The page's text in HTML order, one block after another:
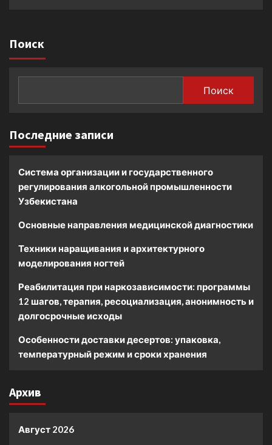
Поиск
Поиск
Последние записи
Система организации и государственного
регулирования алкогольной промышленности
Узбекистана
Основные направления медицинской диагностики
Техники наращивания и архитектурного
моделирования ногтей
Реабилитация при наркозависимости: программы
12 шагов, терапия, ресоциализация, анонимность и
долгосрочные исходы
Особенности доставки десертов: упаковка,
температурный режим и сроки хранения
Архив
Август 2026